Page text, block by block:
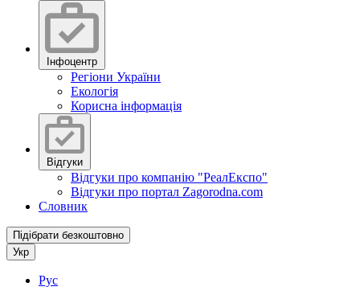
Інфоцентр
Регіони України
Екологія
Корисна інформація
Відгуки
Відгуки про компанію "РеалЕкспо"
Відгуки про портал Zagorodna.com
Словник
Підібрати безкоштовно
Укр
Рус